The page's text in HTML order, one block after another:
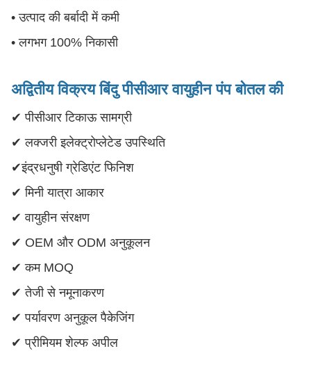
• उत्पाद की बर्बादी में कमी
• लगभग 100% निकासी
अद्वितीय विक्रय बिंदु पीसीआर वायुहीन पंप बोतल की
✔ पीसीआर टिकाऊ सामग्री
✔ लक्जरी इलेक्ट्रोप्लेटेड उपस्थिति
✔इंद्रधनुषी ग्रेडिएंट फिनिश
✔ मिनी यात्रा आकार
✔ वायुहीन संरक्षण
✔ OEM और ODM अनुकूलन
✔ कम MOQ
✔ तेजी से नमूनाकरण
✔ पर्यावरण अनुकूल पैकेजिंग
✔ प्रीमियम शेल्फ अपील